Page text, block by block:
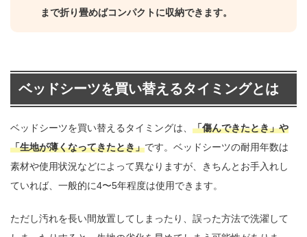
まで折り畳めばコンパクトに収納できます。
ベッドシーツを買い替えるタイミングとは
ベッドシーツを買い替えるタイミングは、 「傷んできたとき」や
「生地が薄くなってきたとき」です。ベッドシーツの耐用年数は
素材や使用状況などによって異なりますが、きちんとお手入れし
ていれば、一般的に4〜5年程度は使用できます。
ただし汚れを長い間放置してしまったり、誤った方法で洗濯して